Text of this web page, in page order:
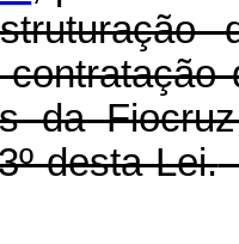
da
desta Lei.